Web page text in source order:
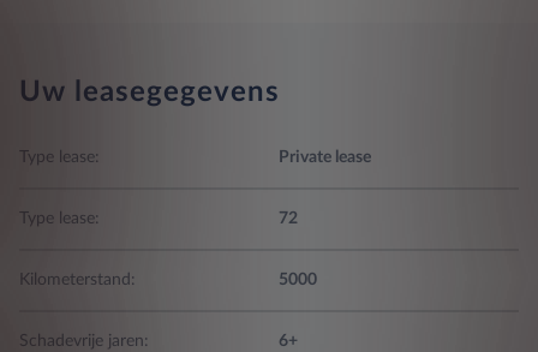
Uw leasegegevens
Type lease: Private lease
Type lease: 72
Kilometerstand: 5000
Schadevrije jaren: 6+